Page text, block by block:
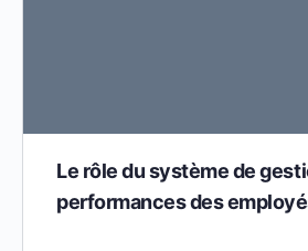
Le rôle du système de
performances des